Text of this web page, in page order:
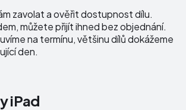
zavolat a ověřit dostupnost dílu.
můžete přijít ihned bez objednání.
na termínu, většinu dílů dokážeme
den.
iPad